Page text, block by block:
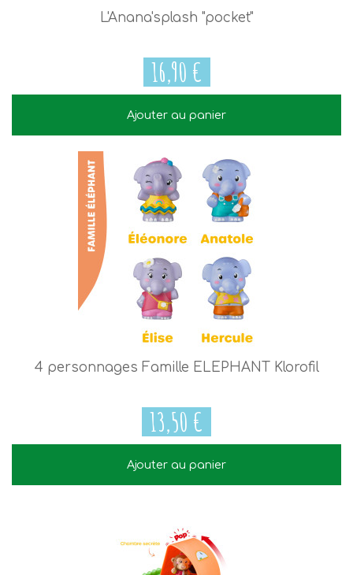
16,90 €
L'Anana'splash "pocket"
16,90 €
Ajouter au panier
4 personnages Famille ELEPHANT Klorofil
13,50 €
Ajouter au panier